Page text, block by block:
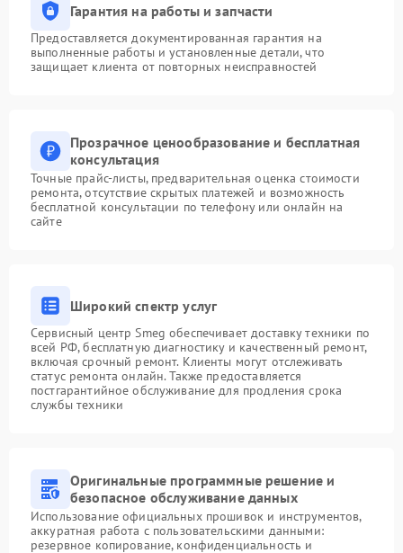
Гарантия на работы и запчасти
Предоставляется документированная гарантия на
выполненные работы и установленные детали, что
защищает клиента от повторных неисправностей
Прозрачное ценообразование и бесплатная
консультация
Точные прайс-листы, предварительная оценка стоимости
ремонта, отсутствие скрытых платежей и возможность
бесплатной консультации по телефону или онлайн на
сайте
Широкий спектр услуг
Сервисный центр Smeg обеспечивает доставку техники по
всей РФ, бесплатную диагностику и качественный ремонт,
включая срочный ремонт. Клиенты могут отслеживать
статус ремонта онлайн. Также предоставляется
постгарантийное обслуживание для продления срока
службы техники
Оригинальные программные решение и
безопасное обслуживание данных
Использование официальных прошивок и инструментов,
аккуратная работа с пользовательскими данными:
резервное копирование, конфиденциальность и